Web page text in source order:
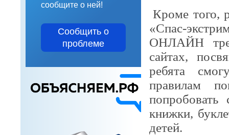
сообщите о ней!
Сообщить о
проблеме
Кроме того,
«Спас-
ОНЛАЙН
сайтах,
ребята
правилам
попробовать
книжки,
детей.